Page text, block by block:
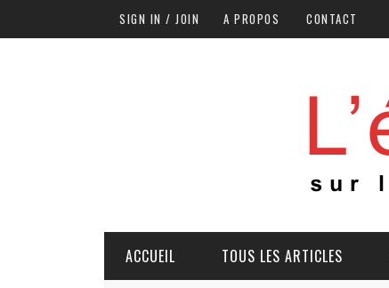
SIGN IN / JOIN A PROPOS CONTACT
ACCUEIL TOUS LES ARTICLES